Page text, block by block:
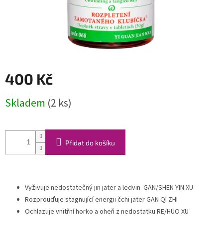
400 Kč
cena:
Skladem (2 ks)
Přidat do košíku
Vyživuje nedostatečný jin jater a ledvin GAN/SHEN YIN XU
Rozprouďuje stagnující energii čchi jater GAN QI ZHI
Ochlazuje vnitřní horko a oheň z nedostatku RE/HUO XU